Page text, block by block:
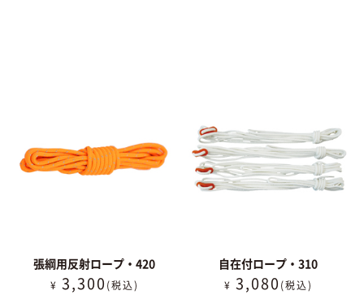
張綱用反射ロープ・420
¥ 3,300 (税込)
自在付ロープ・310
¥ 3,080 (税込)